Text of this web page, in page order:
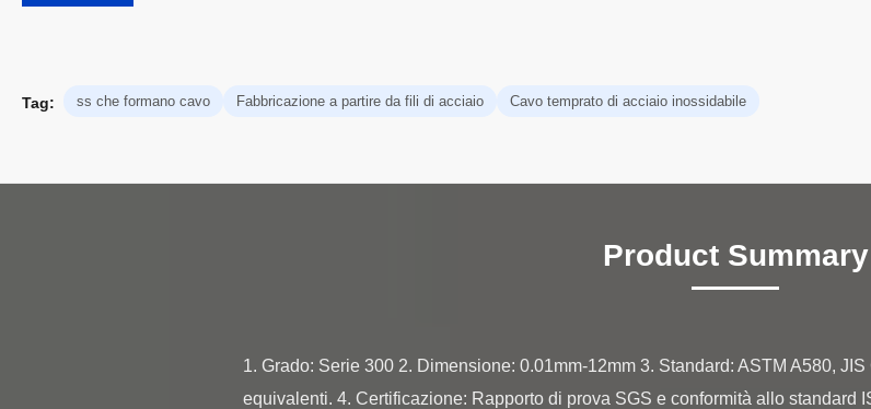
Tag: ss che formano cavo Fabbricazione a partire da fili di acciaio Cavo temprato di acciaio inossidabile
Product Summary
1. Grado: Serie 300 2. Dimensione: 0.01mm-12mm 3. Standard: ASTM A580,
equivalenti. 4. Certificazione: Rapporto di prova SGS e conformità allo standard